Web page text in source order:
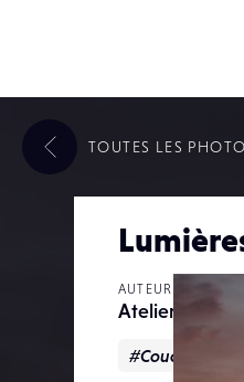
AUTEUR
Atelierespace-
TOUTES LES